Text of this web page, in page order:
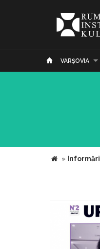
VARŞOVIA
» Informări